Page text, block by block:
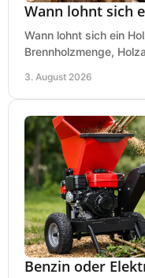
Wann lohnt sich
Wann lohnt sich ein
Brennholzmenge,
3. August 2026
Benzin oder